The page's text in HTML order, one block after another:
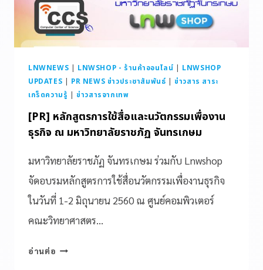
LNWNEWS | LNWSHOP - ร้านค้าออนไลน์ | LNWSHOP
UPDATES | PR NEWS ข่าวประชาสัมพันธ์ |ข่าวสาร สาระ
เกร็ดความรู้ |ข่าวสารจากเทพ
[PR] หลักสูตรการใช้สื่อและนวัตกรรมเพื่องาน
ธุรกิจ ณ มหาวิทยาลัยราชภัฏ จันทรเกษม
มหาวิทยาลัยราชภัฏ จันทรเกษม ร่วมกับ Lnwshop
จัดอบรมหลักสูตรการใช้สื่อนวัตกรรมเพื่องานธุรกิจ
ในวันที่ 1-2 มิถุนายน 2560 ณ ศูนย์คอมพิวเตอร์
คณะวิทยาศาสตร…
อ่านต่อ